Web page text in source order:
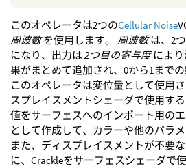
このオペレータは2つのCellular Noise
周波数を使用します。 周波数は、2
になり、出力は 2つ目の寄与度により
果がまとめて追加され、0から1まで
このオペレータは変位量として使用
スプレイスメントシェーダで使用す
値をサーフェスへのインポート用の
として作成して、カラーや他のパラ
また、ディスプレイスメントが不要
に、Crackleをサーフェスシェーダで